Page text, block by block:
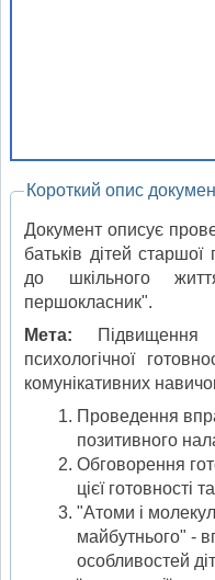
Короткий опис
Документ описує
батьків дітей
до шкільного
першокласник".
Мета: Підвищення
психологічної
комунікативних
Проведення
позитивного
Обговорення
цієї готовності
"Атоми і
майбутнього" -
особливостей